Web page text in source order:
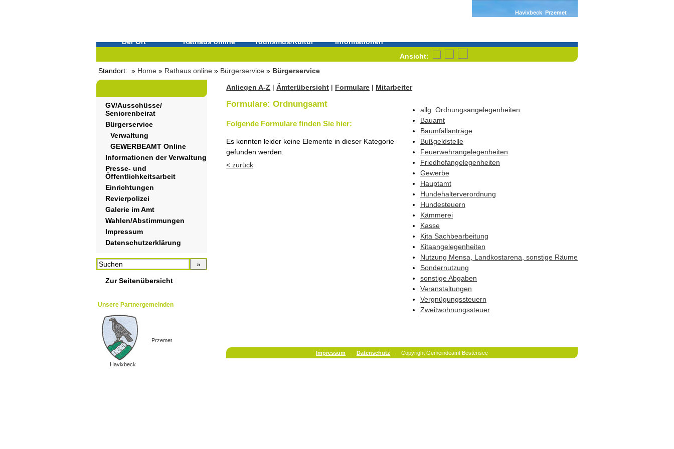
Havixbeck Przemet
Der Ort Rathaus online Tourismus/Kultur
Informationen
Ansicht:
Standort: » Home » Rathaus online » Bürgerservice » Bürgerservice
GV/Ausschüsse/
Seniorenbeirat
Bürgerservice
Verwaltung
GEWERBEAMT Online
Informationen der Verwaltung
Presse- und
Öffentlichkeitsarbeit
Einrichtungen
Revierpolizei
Galerie im Amt
Wahlen/Abstimmungen
Impressum
Datenschutzerklärung
Zur Seitenübersicht
Unsere Partnergemeinden
Havixbeck
Przemet
Anliegen A-Z |Ämterübersicht | Formulare | Mitarbeiter
allg. Ordnungsangelegenheiten
Bauamt
Baumfällanträge
Bußgeldstelle
Feuerwehrangelegenheiten
Friedhofangelegenheiten
Gewerbe
Hauptamt
Hundehalterverordnung
Hundesteuern
Kämmerei
Kasse
Kita Sachbearbeitung
Kitaangelegenheiten
Nutzung Mensa, Landkostarena, sonstige Räume
Sondernutzung
sonstige Abgaben
Veranstaltungen
Vergnügungssteuern
Zweitwohnungssteuer
Formulare: Ordnungsamt
Folgende Formulare finden Sie hier:
Es konnten leider keine Elemente in dieser Kategorie
gefunden werden.
< zurück
Impressum -Datenschutz - Copyright Gemeindeamt Bestensee